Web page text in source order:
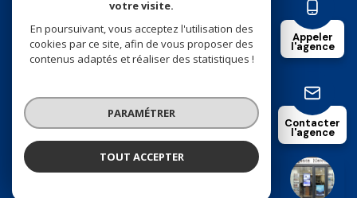
Agence Mercure
Appeler
l'agence
Contacter
l'agence
Cookies
© 2026 | Tous droits réservés
Réalisé par
votre visite.
En poursuivant, vous acceptez l'utilisation des
cookies par ce site, afin de vous proposer des
contenus adaptés et réaliser des statistiques !
PARAMÉTRER
TOUT ACCEPTER